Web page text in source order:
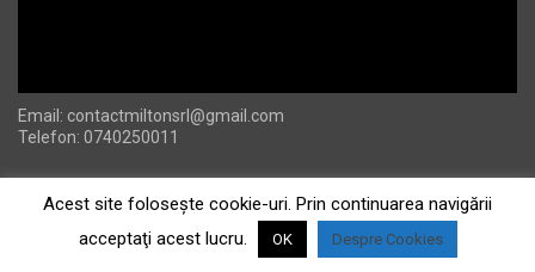
Email: contactmiltonsrl@gmail.com
Telefon: 0740250011
Acest site foloseşte cookie-uri. Prin continuarea navigării
acceptaţi acest lucru.
OK Despre Cookies